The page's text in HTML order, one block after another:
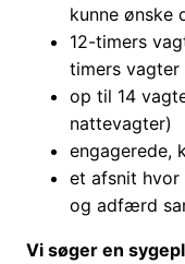
kunne ønske
12-timers
timers vagter
op til 14
nattevagter)
engagerede,
et afsnit
og adfærd
Vi søger en